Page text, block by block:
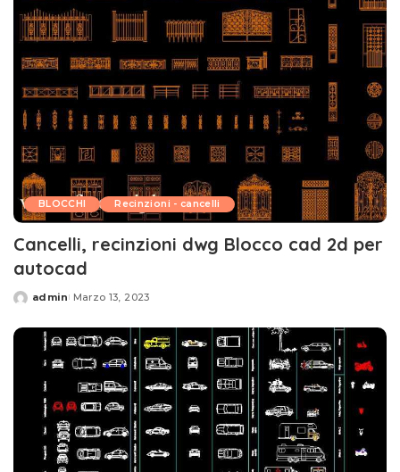
BLOCCHI Recinzioni - cancelli
Cancelli, recinzioni dwg Blocco cad 2d per
autocad
Posted
admin Marzo 13, 2023